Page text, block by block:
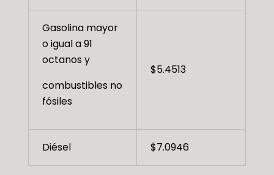
Gasolina mayor
o igual a 91
octanos y
combustibles no
fósiles
$5.4513
Diésel $7.0946